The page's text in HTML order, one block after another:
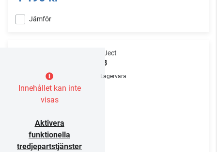
Jämför
Innehållet kan inte
visas
Aktivera
funktionella
tredjepartstjänster
Pro-Ject
X2 B
Lagervara